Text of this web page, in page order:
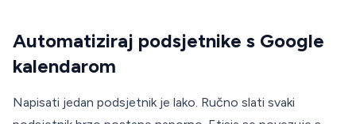
Automatiziraj podsjetnike s Google
kalendarom
Napisati jedan podsjetnik je lako. Ručno slati svaki